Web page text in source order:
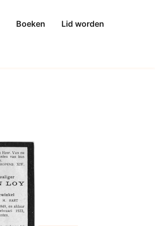
Boeken
Lid worden